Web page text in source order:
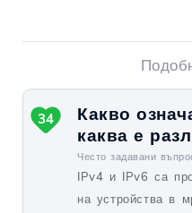
Какво
каква е
Често задавани
IPv4 и IPv6 са
на устройства в
34